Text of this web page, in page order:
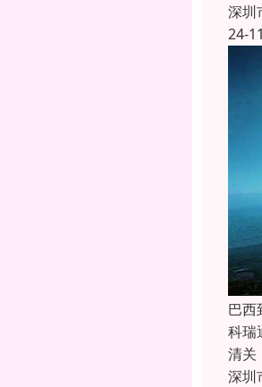
深圳
24-
巴西
科瑞
清关
深圳